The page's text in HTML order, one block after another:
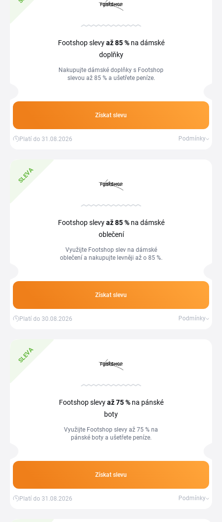
Footshop slevyaž 85 %na dámské
doplňky
Nakupujte dámské doplňky s Footshop
slevou až 85 % a ušetřete peníze.
Získat slevu
Platí do 31.08.2026 Podmínky
SLEVA
Footshop slevyaž 85 %na dámské
oblečení
Využijte Footshop slev na dámské
oblečení a nakupujte levněji až o 85 %.
Získat slevu
Platí do 30.08.2026 Podmínky
SLEVA
Footshop slevyaž 75 %na pánské
boty
Využijte Footshop slevy až 75 % na
pánské boty a ušetřete peníze.
Získat slevu
Platí do 31.08.2026 Podmínky